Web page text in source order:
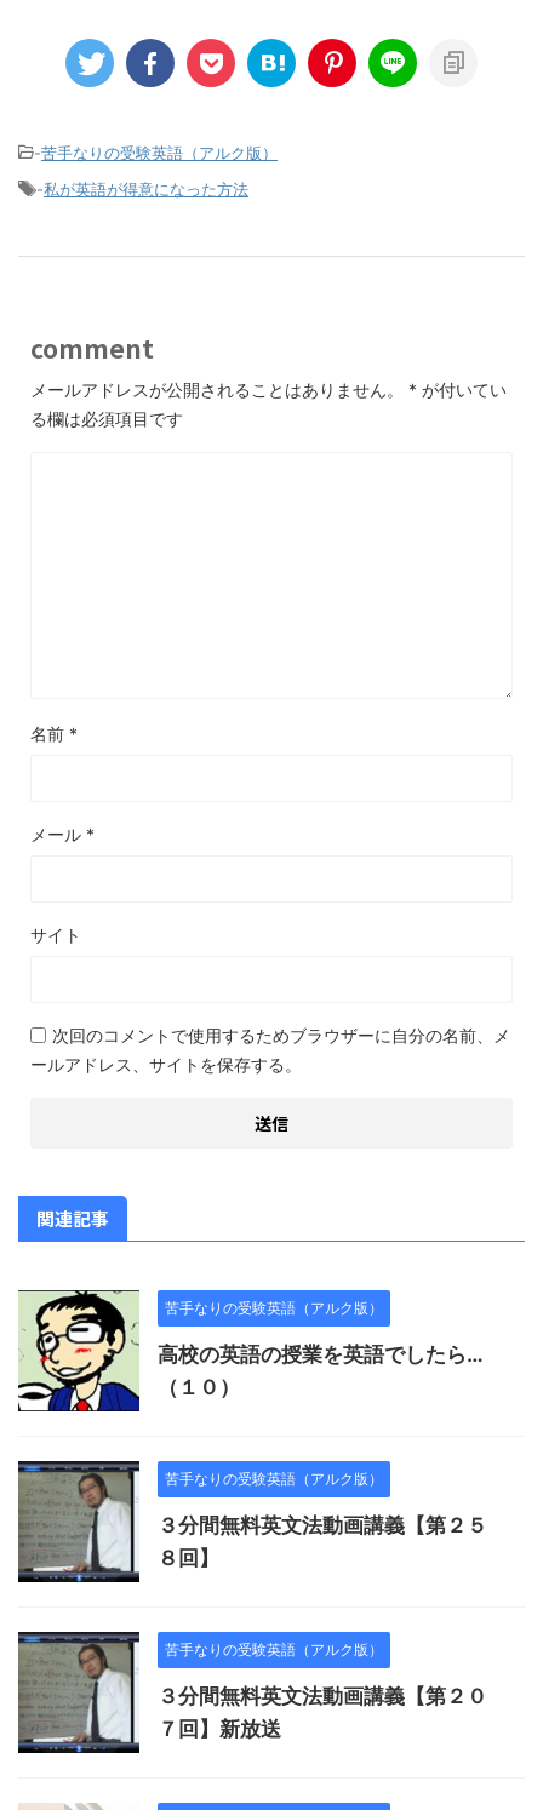
-苦手なりの受験英語（アルク版）
-私が英語が得意になった方法
comment
メールアドレスが公開されることはありません。 * が付いてい
る欄は必須項目です
名前 *
メール *
サイト
次回のコメントで使用するためブラウザーに自分の名前、メ
ールアドレス、サイトを保存する。
関連記事
苦手なりの受験英語（アルク版）
高校の英語の授業を英語でしたら…
（１０）
苦手なりの受験英語（アルク版）
３分間無料英文法動画講義【第２５
８回】
苦手なりの受験英語（アルク版）
３分間無料英文法動画講義【第２０
７回】新放送